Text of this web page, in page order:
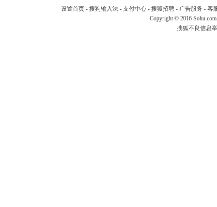
设置首页- 搜狗输入法- 支付中心- 搜狐招聘- 广告服务 - 客
Copyright © 2016
搜狐不良信息